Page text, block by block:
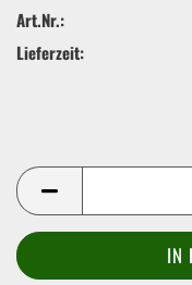
Art.Nr.:
Lieferzeit: